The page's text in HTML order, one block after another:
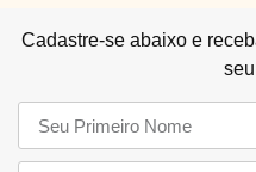
Cadastre-se abaixo e